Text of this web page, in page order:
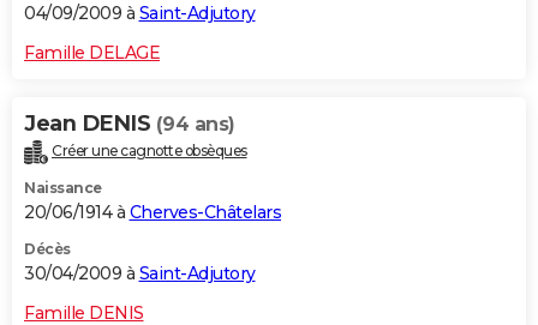
04/09/2009 à Saint-Adjutory
Famille DELAGE
Jean DENIS (94 ans)
Créer une cagnotte obsèques
Naissance
20/06/1914 à Cherves-Châtelars
Décès
30/04/2009 à Saint-Adjutory
Famille DENIS